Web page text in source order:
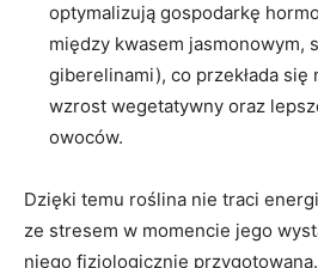
optymalizują gospodarkę
między kwasem jasmonowym,
giberelinami), co przekłada
wzrost wegetatywny oraz
owoców.
Dzięki temu roślina nie traci
ze stresem w momencie jego
niego fizjologicznie przygotowana.